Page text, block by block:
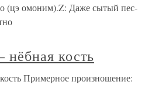
(цэ омоним).Z: Даже сытый пес-
нёбная кость
Примерное произношение: